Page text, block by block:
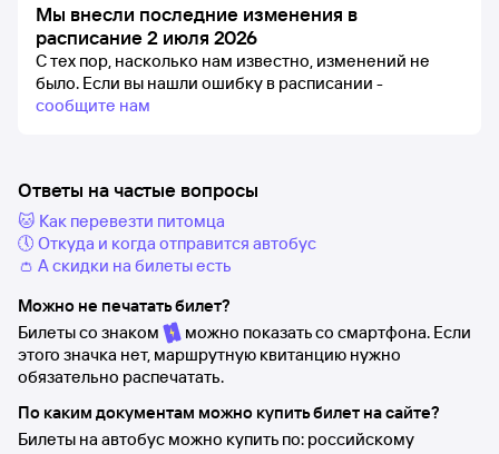
Мы внесли последние изменения в
расписание 2 июля 2026
С тех пор, насколько нам известно, изменений не
было. Если вы нашли ошибку в расписании -
сообщите нам
Ответы на частые вопросы
🐱 Как перевезти питомца
🕔 Откуда и когда отправится автобус
👛 А скидки на билеты есть
Можно не печатать билет?
Билеты со знаком
можно показать со смартфона. Если
этого значка нет, маршрутную квитанцию нужно
обязательно распечатать.
По каким документам можно купить билет на сайте?
Билеты на автобус можно купить по: российскому